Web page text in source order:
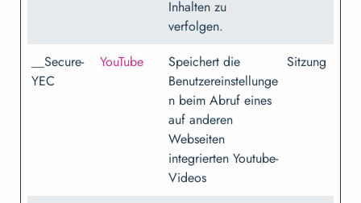
Inhalten zu
verfolgen.
__Secure-
YEC
YouTube
Speichert die
Benutzereinstellunge
n beim Abruf eines
auf anderen
Webseiten
integrierten Youtube-
Videos
Sitzung